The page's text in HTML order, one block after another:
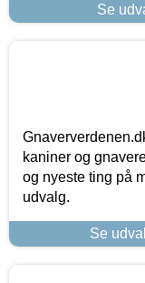
Se
kaniner og
og nyeste ting på
udvalg.
Se